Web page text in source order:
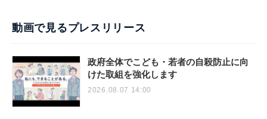
動画で見るプレスリリース
政府全体でこども・若者の自殺防止に向
けた取組を強化します
2026.08.07 14:00